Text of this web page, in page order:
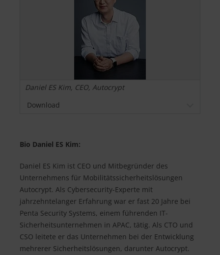
Daniel ES Kim, CEO, Autocrypt
Download
Bio Daniel ES Kim:
Daniel ES Kim ist CEO und Mitbegründer des
Unternehmens für Mobilitätssicherheitslösungen
Autocrypt. Als Cybersecurity-Experte mit
jahrzehntelanger Erfahrung war er fast 20 Jahre bei
Penta Security Systems, einem führenden IT-
Sicherheitsunternehmen in APAC, tätig. Als CTO und
CSO leitete er das Unternehmen bei der Entwicklung
mehrerer Sicherheitslösungen, darunter Autocrypt.